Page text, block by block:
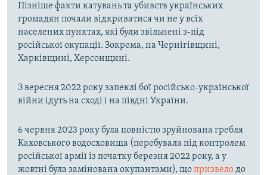
Пізніше факти катувань та убивств українських
громадян почали відкриватися чи не у всіх
населених пунктах, які були звільнені з-під
російської окупації. Зокрема, на Чернігівщині,
Харківщині, Херсонщині.
З вересня 2022 року запеклі бої російсько-української
війни ідуть на сході і на півдні України.
6 червня 2023 року була повністю зруйнована гребля
Каховського водосховища (перебувала під контролем
російської армії із початку березня 2022 року, а у
жовтні була замінована окупантами), щопризвелодо